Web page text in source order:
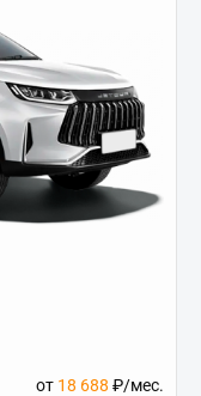
от 18 688 ₽/мес.